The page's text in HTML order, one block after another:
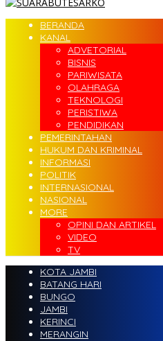
BERANDA
KANAL
ADVETORIAL
BISNIS
PARIWISATA
OLAHRAGA
TEKNOLOGI
PERISTIWA
PENDIDIKAN
PEMERINTAHAN
HUKUM DAN KRIMINAL
INFORMASI
POLITIK
INTERNASIONAL
NASIONAL
MORE
OPINI DAN ARTIKEL
VIDEO
TV
KOTA JAMBI
BATANG HARI
BUNGO
JAMBI
KERINCI
MERANGIN